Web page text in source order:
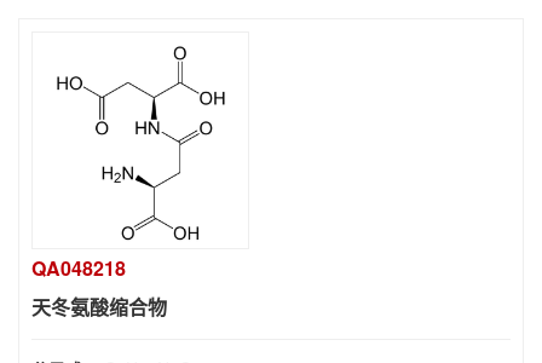
QA048218
天冬氨酸缩合物